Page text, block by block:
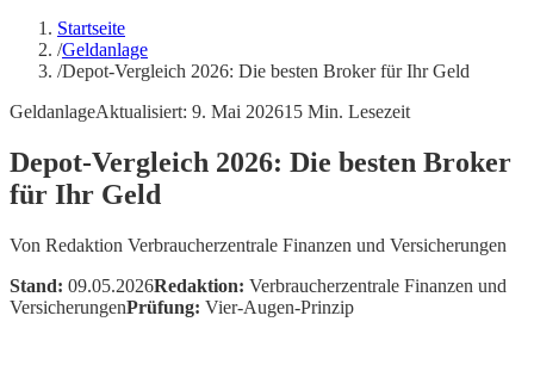
Startseite
/Geldanlage
/Depot-Vergleich 2026: Die besten Broker für Ihr Geld
GeldanlageAktualisiert: 9. Mai 202615 Min. Lesezeit
Depot-Vergleich 2026: Die besten Broker
für Ihr Geld
Von Redaktion Verbraucherzentrale Finanzen und Versicherungen
Stand: 09.05.2026Redaktion: Verbraucherzentrale Finanzen und
VersicherungenPrüfung: Vier-Augen-Prinzip